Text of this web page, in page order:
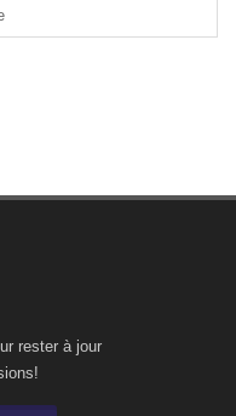
rester à jour